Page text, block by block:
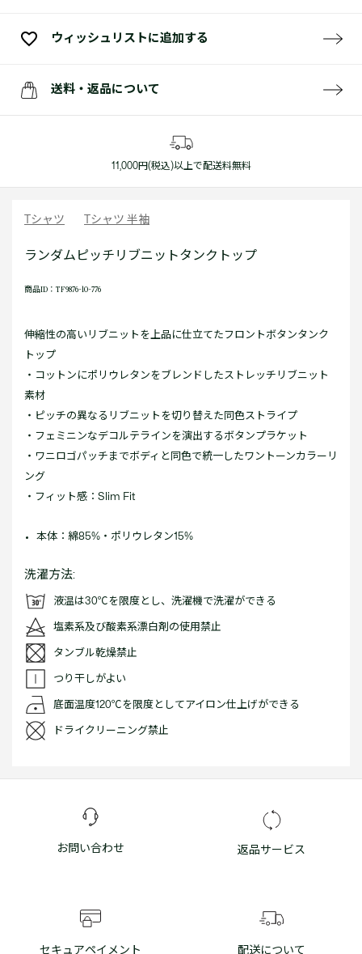
ウィッシュリストに追加する
送料・返品について
11,000円(税込)以上で配送料無料
Tシャツ Tシャツ 半袖
ランダムピッチリブニットタンクトップ
商品ID：TF9876-10-776
伸縮性の高いリブニットを上品に仕立てたフロントボタンタンク
トップ
・コットンにポリウレタンをブレンドしたストレッチリブニット
素材
・ピッチの異なるリブニットを切り替えた同色ストライプ
・フェミニンなデコルテラインを演出するボタンプラケット
・ワニロゴパッチまでボディと同色で統一したワントーンカラーリ
ング
・フィット感：Slim Fit
本体：綿85%・ポリウレタン15%
洗濯方法:
液温は30℃を限度とし、洗濯機で洗濯ができる
塩素系及び酸素系漂白剤の使用禁止
タンブル乾燥禁止
つり干しがよい
底面温度120℃を限度としてアイロン仕上げができる
ドライクリーニング禁止
お問い合わせ 返品サービス
セキュアペイメント 配送について